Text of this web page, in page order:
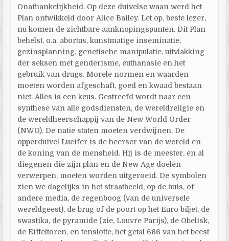
Onafhankelijkheid. Op deze duivelse waan werd het
Plan ontwikkeld door Alice Bailey. Let op, beste lezer,
nu komen de zichtbare aanknopingspunten. Dit Plan
behelst, o.a. abortus, kunstmatige inseminatie,
gezinsplanning, genetische manipulatie, uitvlakking
der seksen met genderisme, euthanasie en het
gebruik van drugs. Morele normen en waarden
moeten worden afgeschaft, goed en kwaad bestaan
niet. Alles is een keus. Gestreefd wordt naar een
synthese van alle godsdiensten, de wereldreligie en
de wereldheerschappij van de New World Order
(NWO). De natie staten moeten verdwijnen. De
opperduivel Lucifer is de heerser van de wereld en
de koning van de mensheid. Hij is de meester, en al
diegenen die zijn plan en de New Age doelen
verwerpen, moeten worden uitgeroeid. De symbolen
zien we dagelijks in het straatbeeld, op de buis, of
andere media, de regenboog (van de universele
wereldgeest), de brug of de poort op het Euro biljet, de
swastika, de pyramide (zie, Louvre Parijs), de Obelisk,
de Eiffeltoren, en tenslotte, het getal 666 van het beest